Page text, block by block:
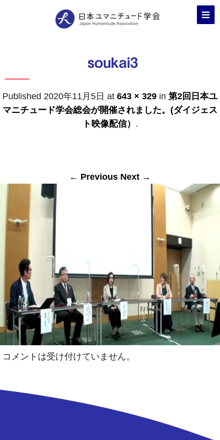
soukai3
Published 2020年11月5日 at 643 × 329 in 第2回日本ユ
マニチュード学会総会が開催されました。(ダイジェス
ト映像配信） .
← Previous Next →
コメントは受け付けていません。